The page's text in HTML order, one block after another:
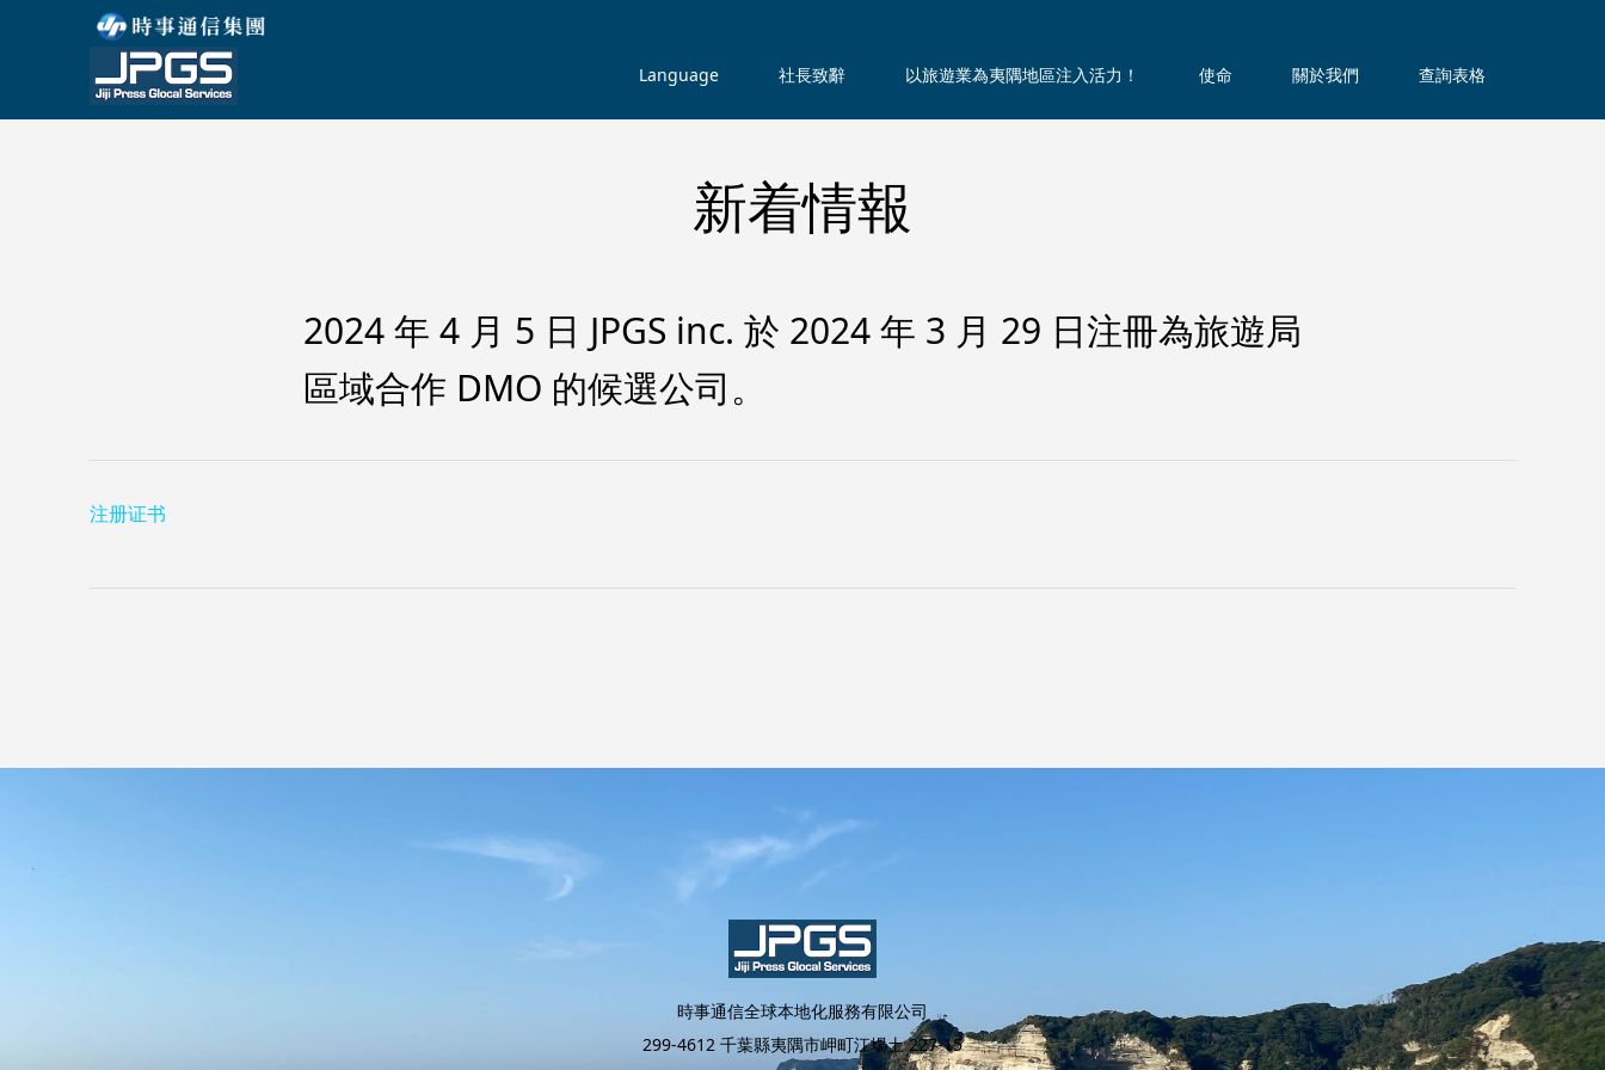
Language 社長致辭 以旅遊業為夷隅地區注入活力！ 使命 關於我們 查詢表格
新着情報
2024 年 4 月 5 日 JPGS inc. 於 2024 年 3 月 29 日注冊為旅遊局
區域合作 DMO 的候選公司。
注册证书
時事通信全球本地化服務有限公司
299-4612 千葉縣夷隅市岬町江場土 227-15